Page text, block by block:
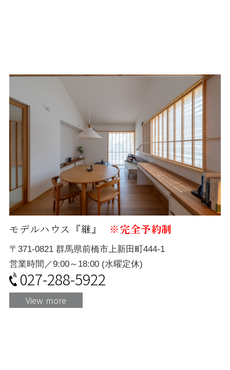
モデルハウス『継』 ※完全予約制
〒371-0821 群馬県前橋市上新田町444-1
営業時間／9:00～18:00 (水曜定休)
027-288-5922
View more